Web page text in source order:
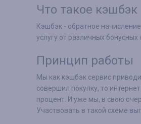
Что такое
Кэшбэк - обратное
услугу от различных
Принцип работы
Мы как кэшбэк сервис
совершил покупку, то
процент. И уже мы, в свою
Участвовать в такой схеме